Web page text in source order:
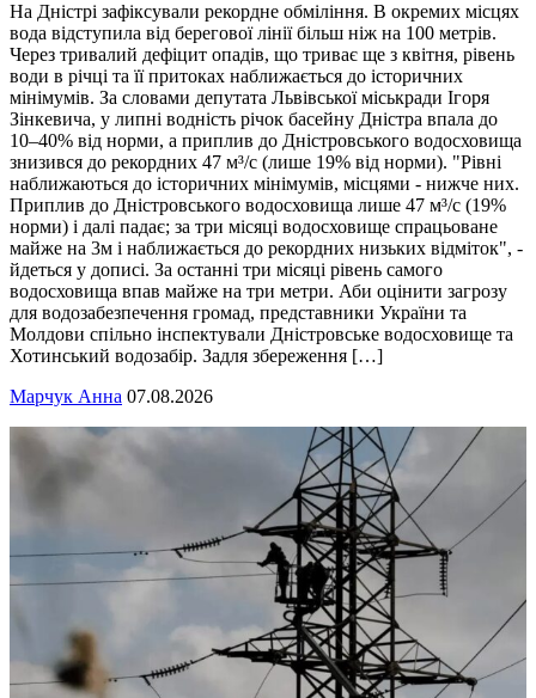
На Дністрі зафіксували рекордне обміління. В окремих місцях
вода відступила від берегової лінії більш ніж на 100 метрів.
Через тривалий дефіцит опадів, що триває ще з квітня, рівень
води в річці та її притоках наближається до історичних
мінімумів. За словами депутата Львівської міськради Ігоря
Зінкевича, у липні водність річок басейну Дністра впала до
10–40% від норми, а приплив до Дністровського водосховища
знизився до рекордних 47 м³/с (лише 19% від норми). "Рівні
наближаються до історичних мінімумів, місцями - нижче них.
Приплив до Дністровського водосховища лише 47 м³/с (19%
норми) і далі падає; за три місяці водосховище спрацьоване
майже на 3м і наближається до рекордних низьких відміток", -
йдеться у дописі. За останні три місяці рівень самого
водосховища впав майже на три метри. Аби оцінити загрозу
для водозабезпечення громад, представники України та
Молдови спільно інспектували Дністровське водосховище та
Хотинський водозабір. Задля збереження […]
Марчук Анна 07.08.2026